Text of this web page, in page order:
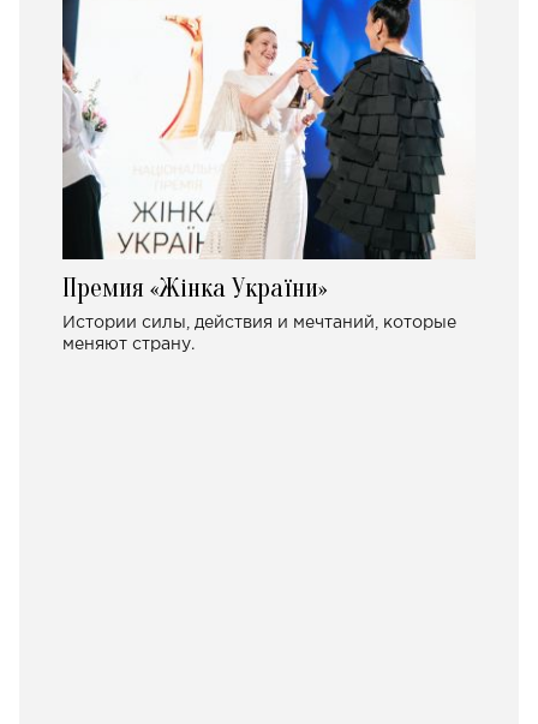
Премия «Жінка України»
Истории силы, действия и мечтаний, которые
меняют страну.